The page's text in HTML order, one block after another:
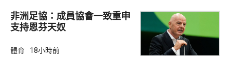
非洲足協：成員協會一致重申
支持恩芬天奴
體育 18小時前